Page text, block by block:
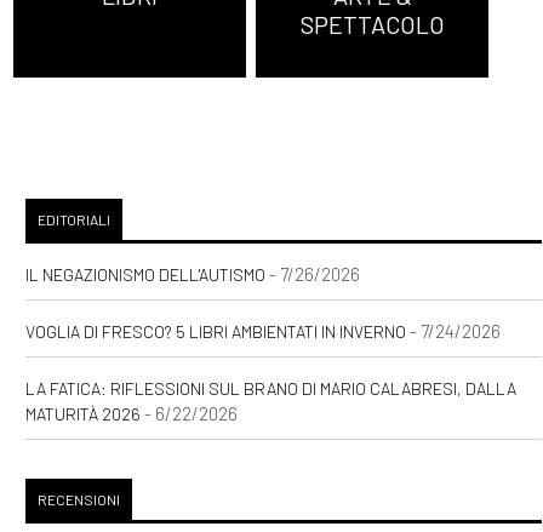
SPETTACOLO
EDITORIALI
IL NEGAZIONISMO DELL'AUTISMO - 7/26/2026
VOGLIA DI FRESCO? 5 LIBRI AMBIENTATI IN INVERNO - 7/24/2026
LA FATICA: RIFLESSIONI SUL BRANO DI MARIO CALABRESI, DALLA
MATURITÀ 2026 - 6/22/2026
RECENSIONI